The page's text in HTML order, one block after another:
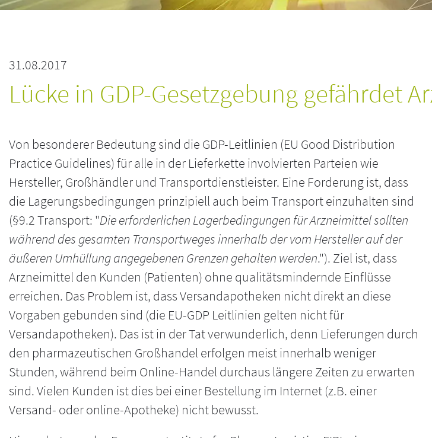
31.08.2017
Lücke in GDP-Gesetzgebung gefährdet
Von besonderer Bedeutung sind die GDP-Leitlinien (EU Good Distribution
Practice Guidelines) für alle in der Lieferkette involvierten Parteien wie
Hersteller, Großhändler und Transportdienstleister. Eine Forderung ist, dass
die Lagerungsbedingungen prinzipiell auch beim Transport einzuhalten sind
(§9.2 Transport: "Die erforderlichen Lagerbedingungen für Arzneimittel sollten
während des gesamten Transportweges innerhalb der vom Hersteller auf der
äußeren Umhüllung angegebenen Grenzen gehalten werden."). Ziel ist, dass
Arzneimittel den Kunden (Patienten) ohne qualitätsmindernde Einflüsse
erreichen. Das Problem ist, dass Versandapotheken nicht direkt an diese
Vorgaben gebunden sind (die EU-GDP Leitlinien gelten nicht für
Versandapotheken). Das ist in der Tat verwunderlich, denn Lieferungen durch
den pharmazeutischen Großhandel erfolgen meist innerhalb weniger
Stunden, während beim Online-Handel durchaus längere Zeiten zu erwarten
sind. Vielen Kunden ist dies bei einer Bestellung im Internet (z.B. einer
Versand- oder online-Apotheke) nicht bewusst.